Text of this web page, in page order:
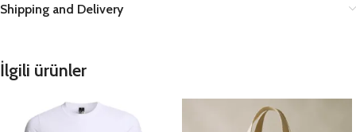
Shipping and Delivery
İlgili ürünler